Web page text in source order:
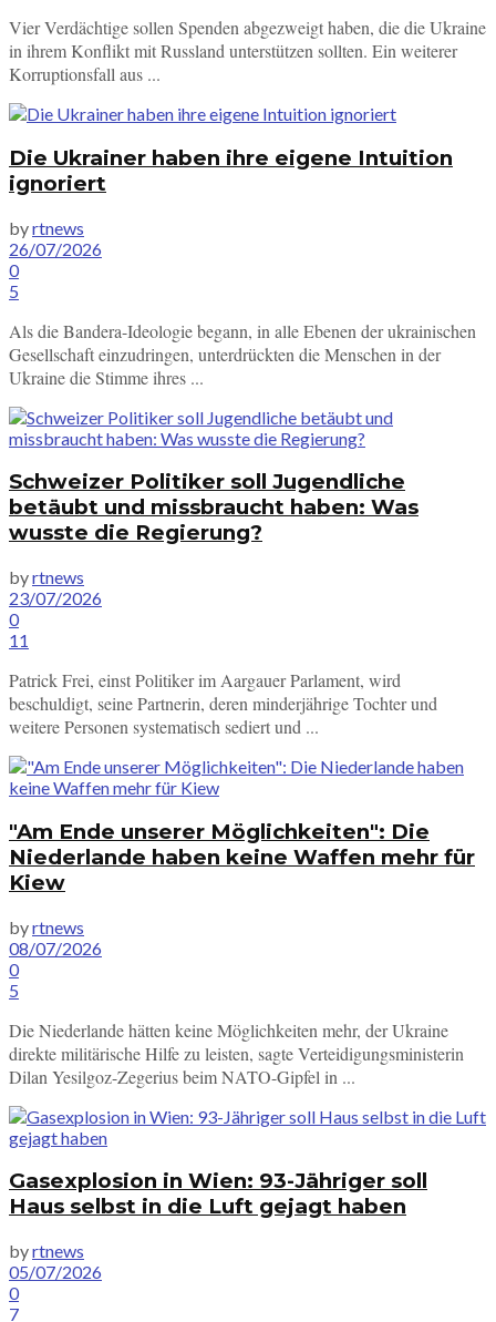
Vier Verdächtige sollen Spenden abgezweigt haben, die die Ukraine
in ihrem Konflikt mit Russland unterstützen sollten. Ein weiterer
Korruptionsfall aus ...
Die Ukrainer haben ihre eigene Intuition
ignoriert
byrtnews
26/07/2026
0
5
Als die Bandera-Ideologie begann, in alle Ebenen der ukrainischen
Gesellschaft einzudringen, unterdrückten die Menschen in der
Ukraine die Stimme ihres ...
Schweizer Politiker soll Jugendliche
betäubt und missbraucht haben: Was
wusste die Regierung?
byrtnews
23/07/2026
0
11
Patrick Frei, einst Politiker im Aargauer Parlament, wird
beschuldigt, seine Partnerin, deren minderjährige Tochter und
weitere Personen systematisch sediert und ...
"Am Ende unserer Möglichkeiten": Die
Niederlande haben keine Waffen mehr für
Kiew
byrtnews
08/07/2026
0
5
Die Niederlande hätten keine Möglichkeiten mehr, der Ukraine
direkte militärische Hilfe zu leisten, sagte Verteidigungsministerin
Dilan Yesilgoz-Zegerius beim NATO-Gipfel in ...
Gasexplosion in Wien: 93-Jähriger soll
Haus selbst in die Luft gejagt haben
byrtnews
05/07/2026
0
7